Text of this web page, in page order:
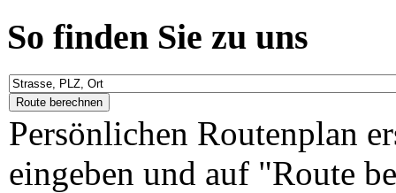
So finden Sie zu uns
Persönlichen Routenplan
eingeben und auf "Route